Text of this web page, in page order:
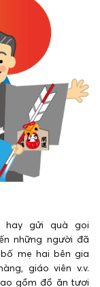
hay gửi quà gọi
những người đã
mẹ hai bên gia
giáo viên v.v.
gồm đồ ăn tươi